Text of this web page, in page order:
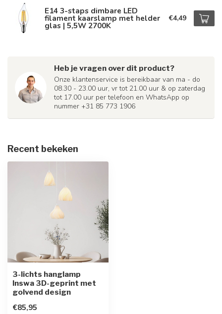
E14 3-staps dimbare LED
filament kaarslamp met helder
glas | 5,5W 2700K
€4,49
Heb je vragen over dit product?
Onze klantenservice is bereikbaar van ma - do
08.30 - 23.00 uur, vr tot 21.00 uur & op zaterdag
tot 17.00 uur per telefoon en WhatsApp op
nummer +31 85 773 1906
Recent bekeken
3-lichts hanglamp
Inswa 3D-geprint met
golvend design
€85,95